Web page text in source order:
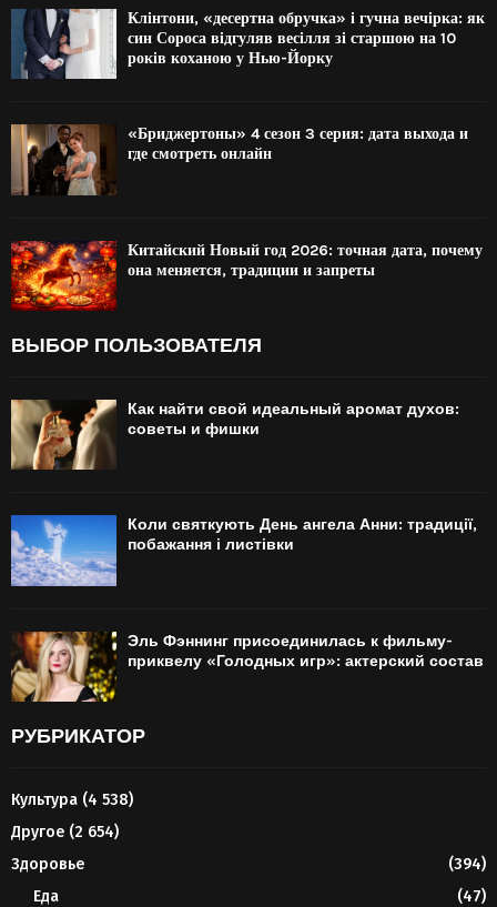
Клінтони, «десертна обручка» і гучна вечірка: як
син Сороса відгуляв весілля зі старшою на 10
років коханою у Нью-Йорку
«Бриджертоны» 4 сезон 3 серия: дата выхода и
где смотреть онлайн
Китайский Новый год 2026: точная дата, почему
она меняется, традиции и запреты
ВЫБОР ПОЛЬЗОВАТЕЛЯ
Как найти свой идеальный аромат духов:
советы и фишки
Коли святкують День ангела Анни: традиції,
побажання і листівки
Эль Фэннинг присоединилась к фильму-
приквелу «Голодных игр»: актерский состав
РУБРИКАТОР
Культура (4 538)
Другое (2 654)
Здоровье
(394)
Еда
(47)